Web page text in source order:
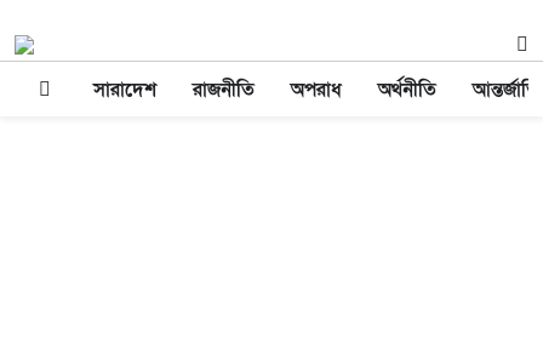
সারাদেশ রাজনীতি অপরাধ অর্থনীতি